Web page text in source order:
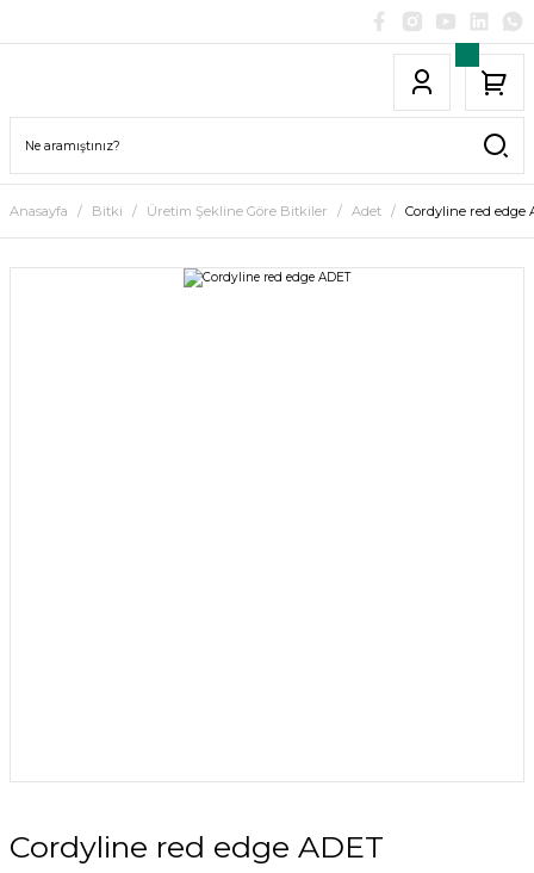
Anasayfa Bitki Üretim Şekline Göre Bitkiler Adet Cordyline red edge
Cordyline red edge ADET